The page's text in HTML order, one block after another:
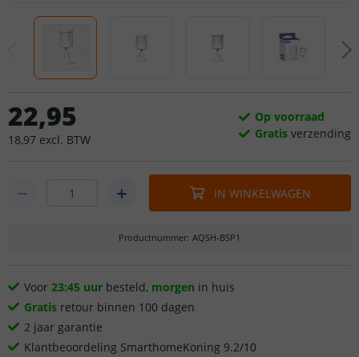
22,95
18,97 excl. BTW
Op voorraad
Gratis verzending
IN WINKELWAGEN
Productnummer: AQSH-BSP1
Voor 23:45 uur besteld, morgen in huis
Gratis retour binnen 100 dagen
2 jaar garantie
Klantbeoordeling SmarthomeKoning 9.2/10